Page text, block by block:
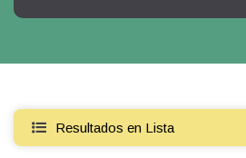
Resultados en Lista